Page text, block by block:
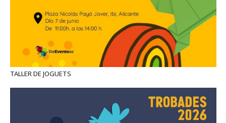
TALLER DE JOGUETS